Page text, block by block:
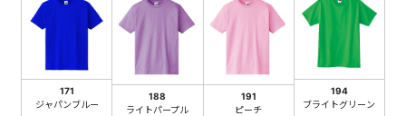
171
ジャパンブルー
188
ライトパープル
191
ピーチ
194
ブライトグリーン